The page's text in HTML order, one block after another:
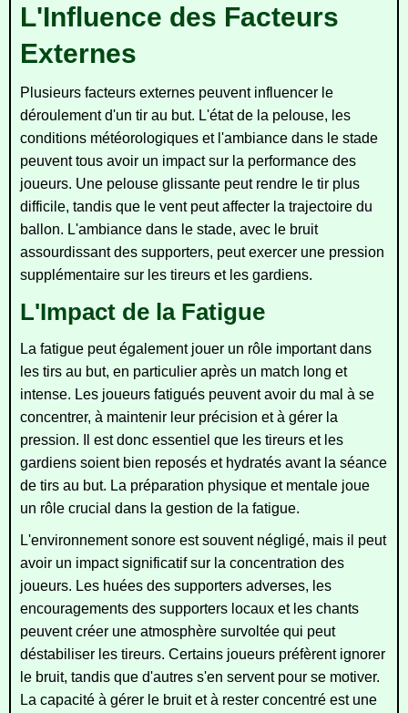
L'Influence des Facteurs
Externes
Plusieurs facteurs externes peuvent influencer le
déroulement d'un tir au but. L'état de la pelouse, les
conditions météorologiques et l'ambiance dans le stade
peuvent tous avoir un impact sur la performance des
joueurs. Une pelouse glissante peut rendre le tir plus
difficile, tandis que le vent peut affecter la trajectoire du
ballon. L'ambiance dans le stade, avec le bruit
assourdissant des supporters, peut exercer une pression
supplémentaire sur les tireurs et les gardiens.
L'Impact de la Fatigue
La fatigue peut également jouer un rôle important dans
les tirs au but, en particulier après un match long et
intense. Les joueurs fatigués peuvent avoir du mal à se
concentrer, à maintenir leur précision et à gérer la
pression. Il est donc essentiel que les tireurs et les
gardiens soient bien reposés et hydratés avant la séance
de tirs au but. La préparation physique et mentale joue
un rôle crucial dans la gestion de la fatigue.
L'environnement sonore est souvent négligé, mais il peut
avoir un impact significatif sur la concentration des
joueurs. Les huées des supporters adverses, les
encouragements des supporters locaux et les chants
peuvent créer une atmosphère survoltée qui peut
déstabiliser les tireurs. Certains joueurs préfèrent ignorer
le bruit, tandis que d'autres s'en servent pour se motiver.
La capacité à gérer le bruit et à rester concentré est une